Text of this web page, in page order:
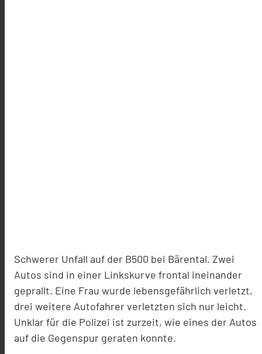
Schwerer Unfall auf der B500 bei Bärental. Zwei
Autos sind in einer Linkskurve frontal ineinander
geprallt. Eine Frau wurde lebensgefährlich verletzt,
drei weitere Autofahrer verletzten sich nur leicht.
Unklar für die Polizei ist zurzeit, wie eines der Autos
auf die Gegenspur geraten konnte.